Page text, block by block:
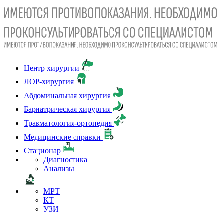
Центр хирургии
ЛОР-хирургия
Абдоминальная хирургия
Бариатрическая хирургия
Травматология-ортопедия
Медицинские справки
Стационар
Диагностика
Анализы
МРТ
КТ
УЗИ